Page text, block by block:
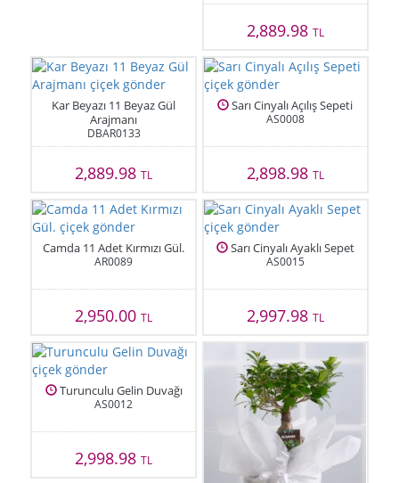
2,889.98 TL
Kar Beyazı 11 Beyaz Gül
Arajmanı
DBAR0133
2,889.98TL
Sarı Cinyalı Açılış Sepeti
AS0008
2,898.98 TL
Camda 11 Adet Kırmızı Gül.
AR0089
2,950.00TL
Sarı Cinyalı Ayaklı Sepet
AS0015
2,997.98 TL
Turunculu Gelin Duvağı
AS0012
2,998.98TL